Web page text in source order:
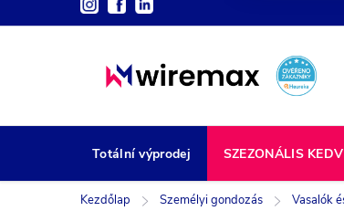
Totální výprodej SZEZONÁLIS
Kezdőlap Személyi gondozás Vasalók